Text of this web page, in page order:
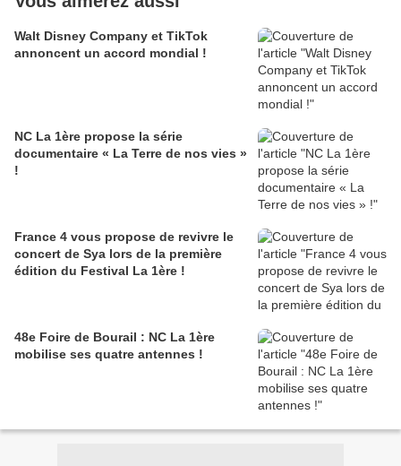
Walt Disney Company et TikTok
annoncent un accord mondial !
NC La 1ère propose la série
documentaire « La Terre de nos vies »
!
France 4 vous propose de revivre le
concert de Sya lors de la première
édition du Festival La 1ère !
48e Foire de Bourail : NC La 1ère
mobilise ses quatre antennes !